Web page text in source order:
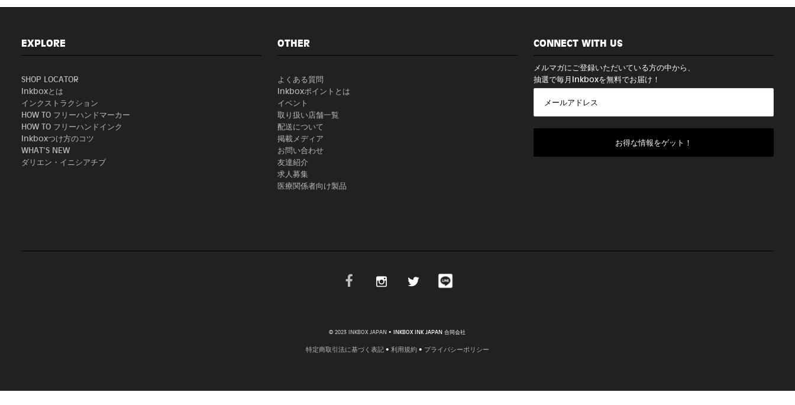
EXPLORE
SHOP LOCATOR
Inkboxとは
インクストラクション
HOW TO フリーハンドマーカー
HOW TO フリーハンドインク
Inkboxつけ方のコツ
WHAT'S NEW
ダリエン・イニシアチブ
OTHER
よくある質問
Inkboxポイントとは
イベント
取り扱い店舗一覧
配送について
掲載メディア
お問い合わせ
友達紹介
求人募集
医療関係者向け製品
CONNECT WITH US
メルマガにご登録いただいている方の中から、
抽選で毎月Inkboxを無料でお届け！
© 2023 INKBOX JAPAN • INKBOX INK JAPAN 合同会社
特定商取引法に基づく表記• 利用規約• プライバシーポリシー